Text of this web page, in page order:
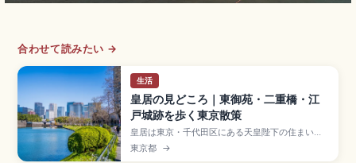
合わせて読みたい →
生活
皇居の見どころ｜東御苑・二重橋・江
戸城跡を歩く東京散策
皇居は東京・千代田区にある天皇陛下の住まい
で、旧江戸城跡を活用した約21ヘクタールの皇居
東御苑(入園無料)が見どころです。江戸城の天守台
東京都 →